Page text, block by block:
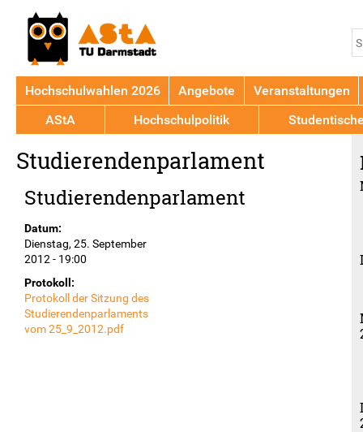
to
top
Studierendenparlament
Studierendenparlament
Datum:
Dienstag, 25. September
2012 - 19:00
Protokoll:
Protokoll der Sitzung des
Studierendenparlaments
vom 25_9_2012.pdf
Hochschulwahlen 2026 Angebote
Veranstaltungen
AStA
Hochschulpolitik